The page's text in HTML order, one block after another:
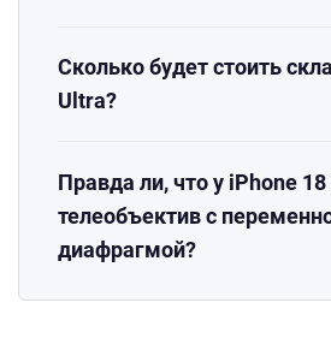
Сколько будет стоить
Ultra?
Правда ли, что у iPhone
телеобъектив с
диафрагмой?